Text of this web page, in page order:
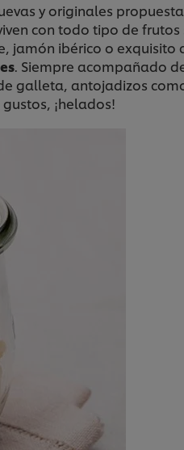
y originales
con todo tipo de frutos
jamón ibérico o exquisito
. Siempre acompañado
galleta, antojadizos
¡helados!